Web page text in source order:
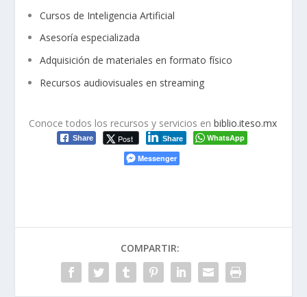
Cursos de Inteligencia Artificial
Asesoría especializada
Adquisición de materiales en formato físico
Recursos audiovisuales en streaming
Conoce todos los recursos y servicios enbiblio.iteso.mx
Share Post Share
WhatsApp
Messenger
COMPARTIR: